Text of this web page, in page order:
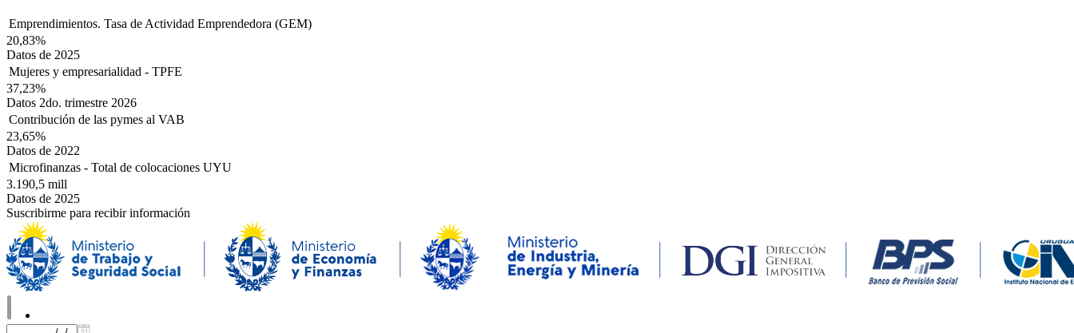
Emprendimientos. Tasa de Actividad Emprendedora (GEM)
20,83%
Datos de 2025
Mujeres y empresarialidad - TPFE
37,23%
Datos 2do. trimestre 2026
Contribución de las pymes al VAB
23,65%
Datos de 2022
Microfinanzas - Total de colocaciones UYU
3.190,5 mill
Datos de 2025
Suscribirme para recibir información
Home